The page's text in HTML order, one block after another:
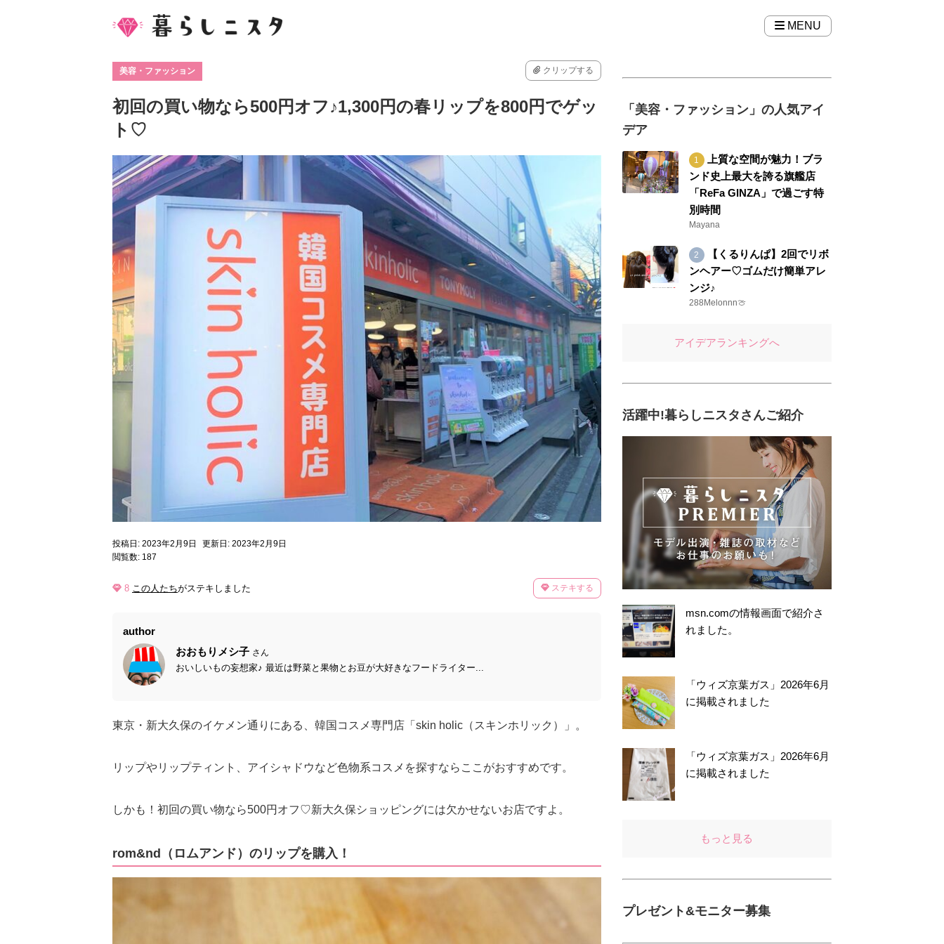
MENU
美容・ファッション クリップする
初回の買い物なら500円オフ♪1,300円の春リップを800円でゲッ
ト♡
投稿日: 2023年2月9日
更新日: 2023年2月9日
閲覧数: 187
8 この人たちがステキしました ステキする
author
おおもりメシ子 さん
おいしいもの妄想家♪ 最近は野菜と果物とお豆が大好きなフードライター...
東京・新大久保のイケメン通りにある、韓国コスメ専門店「skin holic（スキンホリック）」。
リップやリップティント、アイシャドウなど色物系コスメを探すならここがおすすめです。
しかも！初回の買い物なら500円オフ♡新大久保ショッピングには欠かせないお店ですよ。
rom&nd（ロムアンド）のリップを購入！
「美容・ファッション」の人気アイ
デア
上質な空間が魅力！ブラ
ンド史上最大を誇る旗艦店
「ReFa GINZA」で過ごす特
別時間
Mayana
【くるりんぱ】2回でリボ
ンヘアー♡ゴムだけ簡単アレ
ンジ♪
288Melonnn🍈
アイデアランキングへ
活躍中!暮らしニスタさんご紹介
msn.comの情報画面で紹介さ
れました。
「ウィズ京葉ガス」2026年6月
に掲載されました
「ウィズ京葉ガス」2026年6月
に掲載されました
もっと見る
プレゼント&モニター募集